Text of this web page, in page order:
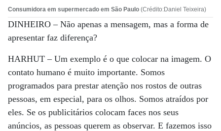
Consumidora em supermercado em São Paulo (Crédito:Daniel Teixeira)
DINHEIRO –Não apenas a mensagem, mas a forma de
apresentar faz diferença?
HARHUT –Um exemplo é o que colocar na imagem. O
contato humano é muito importante. Somos
programados para prestar atenção nos rostos de outras
pessoas, em especial, para os olhos. Somos atraídos por
eles. Se os publicitários colocam faces nos seus
anúncios, as pessoas querem as observar. E fazemos isso